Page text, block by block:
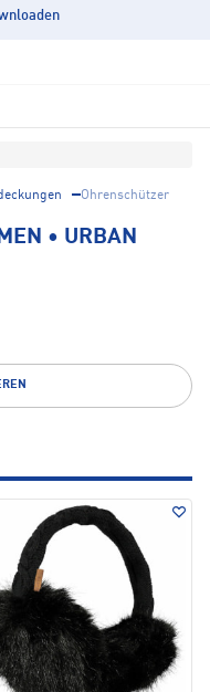
Ohrenschützer
• URBAN